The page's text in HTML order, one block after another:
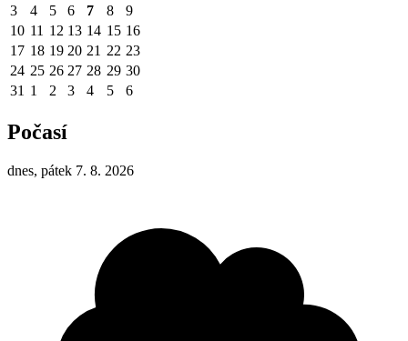
3 4 5 6 7 8
9
10 11 12 13 14 15 16
17 18 19 20 21 22 23
24 25 26 27 28 29 30
31 1 2 3 4 5 6
Počasí
dnes, pátek 7. 8. 2026